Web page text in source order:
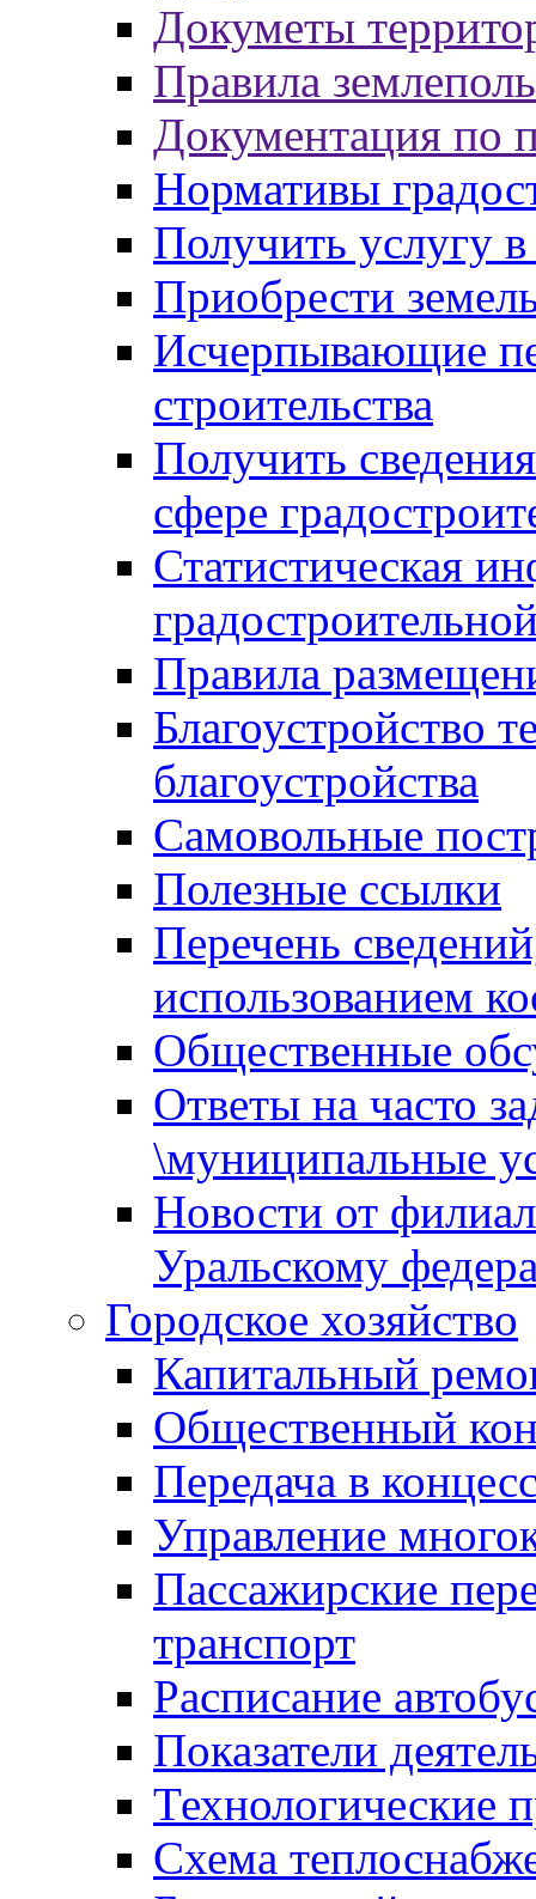
Докуметы
Правила
Документация по
Нормативы
Получить услугу в
Приобрести
Исчерпывающие
строительства
Получить
сфере
Статистическая
Правила
Благоустройство
благоустройства
Самовольные
Полезные ссылки
Перечень
использованием
Общественные
Ответы на часто
\муниципальные
Новости от
Уральскому
Городское хозяйство
Капитальный
Общественный
Передача в
Управление
Пассажирские
транспорт
Расписание
Показатели
Технологические
Схема